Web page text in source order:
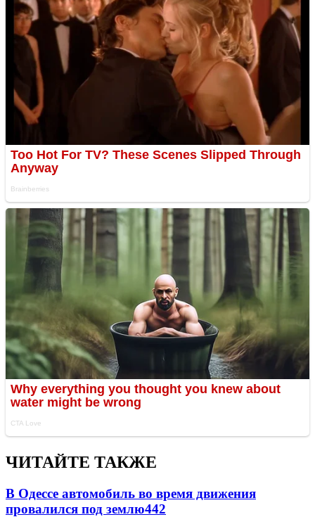
ЧИТАЙТЕ ТАКЖЕ
В Одессе автомобиль во время движения
провалился под землю442